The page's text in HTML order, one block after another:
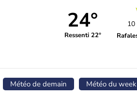
24°
Ressenti 22°
10
Météo de demain Météo du